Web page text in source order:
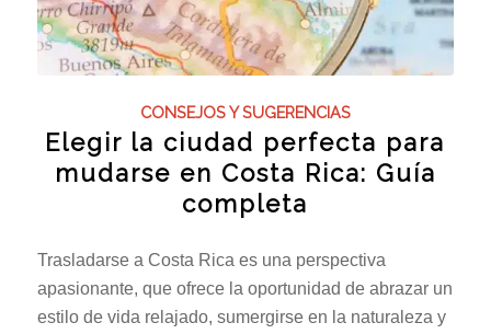
CONSEJOS Y SUGERENCIAS
Elegir la ciudad perfecta para
mudarse en Costa Rica: Guía
completa
Trasladarse a Costa Rica es una perspectiva
apasionante, que ofrece la oportunidad de abrazar un
estilo de vida relajado, sumergirse en la naturaleza y